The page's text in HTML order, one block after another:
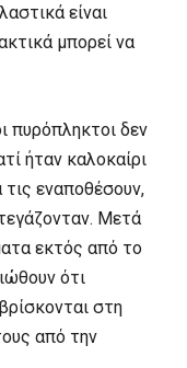
είναι
μπορεί να
πυρόπληκτοι δεν
ήταν καλοκαίρι
τις εναποθέσουν,
Μετά
εκτός από το
ότι
στη
από την